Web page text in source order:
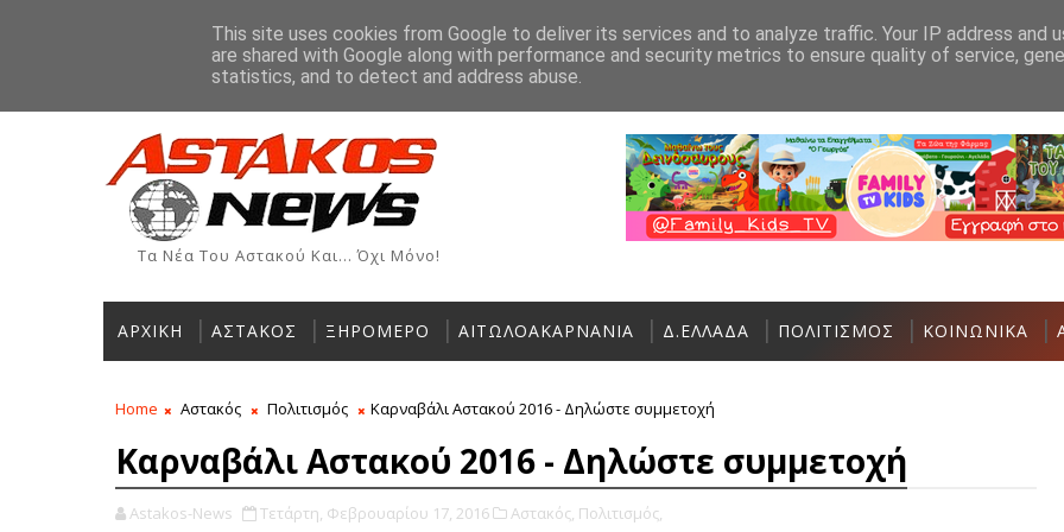
Ιστορία Χρήσιμα Τηλέφωνα Αγγελίες Ανακοίνωση Επικοινωνία
ΡΟΗ ΕΙΔΗΣΕΩΝ ΑΘΛΗΤΙΚΆ Σε εξέλιξη η 36η Διεθνής Ιστιοπλοϊκή
Τα Νέα Του Αστακού Και... Όχι Μόνο!
ΑΡΧΙΚΗ ΑΣΤΑΚΟΣ ΞΗΡΟΜΕΡΟ ΑΙΤΩΛΟΑΚΑΡΝΑΝΙΑ Δ.ΕΛΛΑΔΑ ΠΟΛΙΤΙΣΜΟΣ ΚΟΙΝΩΝΙΚΑ
Home Αστακός Πολιτισμός Καρναβάλι Αστακού 2016 - Δηλώστε συμμετοχή
Καρναβάλι Αστακού 2016 - Δηλώστε συμμετοχή
Astakos-News Τετάρτη, Φεβρουαρίου 17, 2016 Αστακός, Πολιτισμός,
This site uses cookies from Google to deliver its services and to analyze traffic. Your IP address and
are shared with Google along with performance and security metrics to ensure quality of service,
statistics, and to detect and address abuse.